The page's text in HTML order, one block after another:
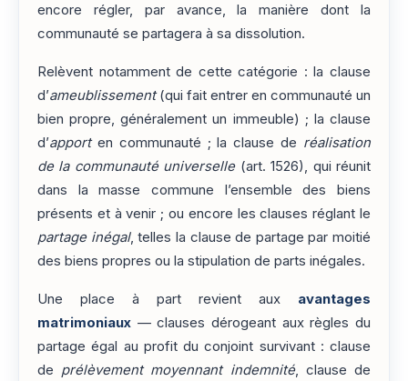
encore régler, par avance, la manière dont la
communauté se partagera à sa dissolution.
Relèvent notamment de cette catégorie : la clause
d’ameublissement(qui fait entrer en communauté un
bien propre, généralement un immeuble) ; la clause
d’apporten communauté ; la clause de réalisation
de la communauté universelle(art. 1526), qui réunit
dans la masse commune l’ensemble des biens
présents et à venir ; ou encore les clauses réglant le
partage inégal, telles la clause de partage par moitié
des biens propres ou la stipulation de parts inégales.
Une place à part revient aux avantages
matrimoniaux — clauses dérogeant aux règles du
partage égal au profit du conjoint survivant : clause
de prélèvement moyennant indemnité, clause de